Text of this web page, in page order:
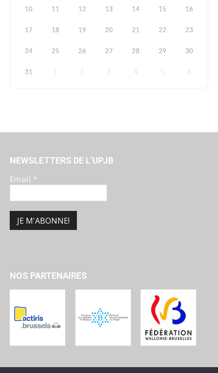
10 11 12 13 14 15 16
17 18 19 20 21 22 23
24 25 26 27 28 29 30
31 1 2 3 4 5 6
NEWSLETTERS DE L’UPJB
Email *
NOS PARTENAIRES